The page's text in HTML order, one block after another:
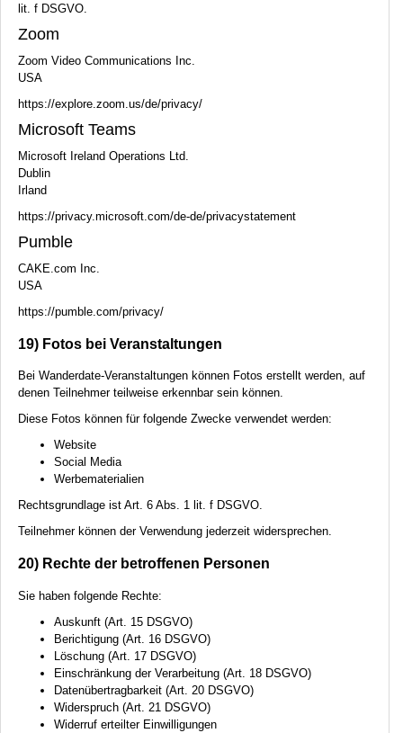
lit. f DSGVO.
Zoom
Zoom Video Communications Inc.
USA
https://explore.zoom.us/de/privacy/
Microsoft Teams
Microsoft Ireland Operations Ltd.
Dublin
Irland
https://privacy.microsoft.com/de-de/privacystatement
Pumble
CAKE.com Inc.
USA
https://pumble.com/privacy/
19) Fotos bei Veranstaltungen
Bei Wanderdate-Veranstaltungen können Fotos erstellt werden, auf
denen Teilnehmer teilweise erkennbar sein können.
Diese Fotos können für folgende Zwecke verwendet werden:
Website
Social Media
Werbematerialien
Rechtsgrundlage ist Art. 6 Abs. 1 lit. f DSGVO.
Teilnehmer können der Verwendung jederzeit widersprechen.
20) Rechte der betroffenen Personen
Sie haben folgende Rechte:
Auskunft (Art. 15 DSGVO)
Berichtigung (Art. 16 DSGVO)
Löschung (Art. 17 DSGVO)
Einschränkung der Verarbeitung (Art. 18 DSGVO)
Datenübertragbarkeit (Art. 20 DSGVO)
Widerspruch (Art. 21 DSGVO)
Widerruf erteilter Einwilligungen